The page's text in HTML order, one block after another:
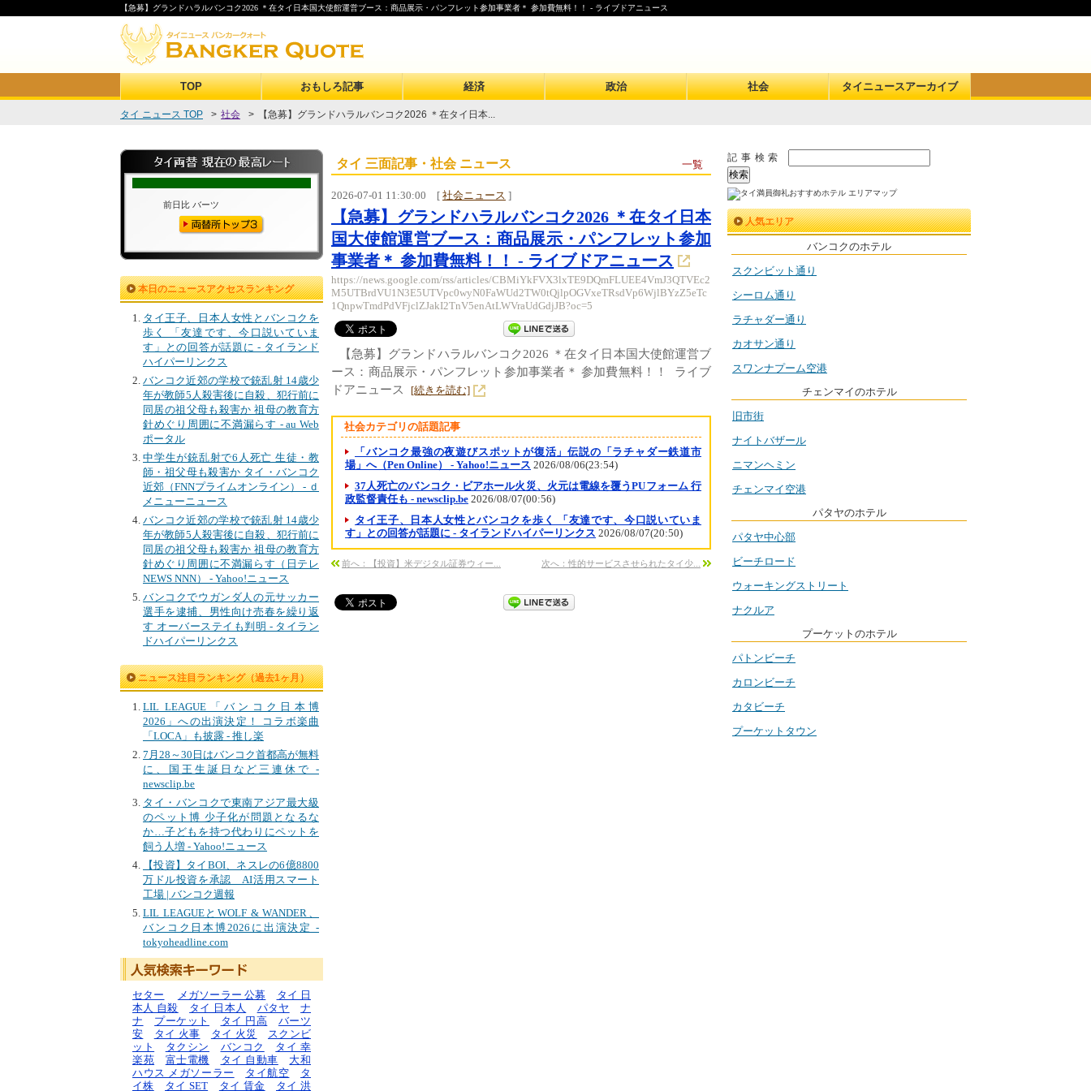
【急募】グランドハラルバンコク2026 ＊在タイ日本国大使館運営ブース：商品展示・パンフレット参加事業者＊ 参加費無料！！ - ライブドアニュース
TOP おもしろ記事 経済 政治 社会 タイニュースアーカイブ
タイ ニュース TOP > 社会 > 【急募】グランドハラルバンコク2026 ＊在タイ日本...
本日のニュースアクセスランキング
タイ王子、日本人女性とバンコクを
歩く 「友達です、今口説いていま
す」との回答が話題に - タイランド
ハイパーリンクス
バンコク近郊の学校で銃乱射 14歳少
年が教師5人殺害後に自殺、犯行前に
同居の祖父母も殺害か 祖母の教育方
針めぐり周囲に不満漏らす - au Web
ポータル
中学生が銃乱射で6人死亡 生徒・教
師・祖父母も殺害か タイ・バンコク
近郊（FNNプライムオンライン） - ｄ
メニューニュース
バンコク近郊の学校で銃乱射 14歳少
年が教師5人殺害後に自殺、犯行前に
同居の祖父母も殺害か 祖母の教育方
針めぐり周囲に不満漏らす（日テレ
NEWS NNN） - Yahoo!ニュース
バンコクでウガンダ人の元サッカー
選手を逮捕、男性向け売春を繰り返
す オーバーステイも判明 - タイラン
ドハイパーリンクス
ニュース注目ランキング（過去1ヶ月）
LIL LEAGUE「バンコク日本博
2026」への出演決定！ コラボ楽曲
「LOCA」も披露 - 推し楽
7月28～30日はバンコク首都高が無料
に、国王生誕日など三連休で -
newsclip.be
タイ・バンコクで東南アジア最大級
のペット博 少子化が問題となるな
か…子どもを持つ代わりにペットを
飼う人増 - Yahoo!ニュース
【投資】タイBOI、ネスレの6億8800
万ドル投資を承認 AI活用スマート
工場 | バンコク週報
LIL LEAGUEとWOLF & WANDER、
バンコク日本博2026に出演決定 -
tokyoheadline.com
セター メガソーラー 公募
タイ 日
本人 自殺
タイ 日本人 パタヤ
ナ
ナ
プーケット タイ 円高
バーツ
安
タイ 火事 タイ 火災
スクンビ
ット
タクシン バンコク
タイ 幸
楽苑
富士電機 タイ 自動車
大和
ハウス メガソーラー
タイ航空
タ
イ株
タイ SET タイ 賃金 タイ 洪
タイ 三面記事・社会 ニュース 一覧
2026-07-01 11:30:00 [ 社会ニュース ]
【急募】グランドハラルバンコク2026 ＊在タイ日本
国大使館運営ブース：商品展示・パンフレット参加
事業者＊ 参加費無料！！ - ライブドアニュース
https://news.google.com/rss/articles/CBMiYkFVX3lxTE9DQmFLUEE4VmJ3QTVEc2
M5UTBrdVU1N3E5UTVpc0wyN0FaWUd2TW0tQjlpOGVxeTRsdVp6WjlBYzZ5eTc
1QnpwTmdPdVFjclZJakI2TnV5enAtLWVraUdGdjJB?oc=5
【急募】グランドハラルバンコク2026 ＊在タイ日本国大使館運営ブ
ース：商品展示・パンフレット参加事業者＊ 参加費無料！！ ライブ
ドアニュース [続きを読む]
社会カテゴリの話題記事
「バンコク最強の夜遊びスポットが復活」伝説の「ラチャダー鉄道市
場」へ（Pen Online） - Yahoo!ニュース 2026/08/06(23:54)
37人死亡のバンコク・ビアホール火災、火元は電線を覆うPUフォーム 行
政監督責任も - newsclip.be 2026/08/07(00:56)
タイ王子、日本人女性とバンコクを歩く 「友達です、今口説いていま
す」との回答が話題に - タイランドハイパーリンクス 2026/08/07(20:50)
前へ：【投資】米デジタル証券ウィー... 次へ：性的サービスさせられたタイ少...
記事検索